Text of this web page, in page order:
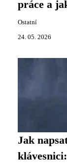
práce a
Ostatní
24. 05. 2026
Jak